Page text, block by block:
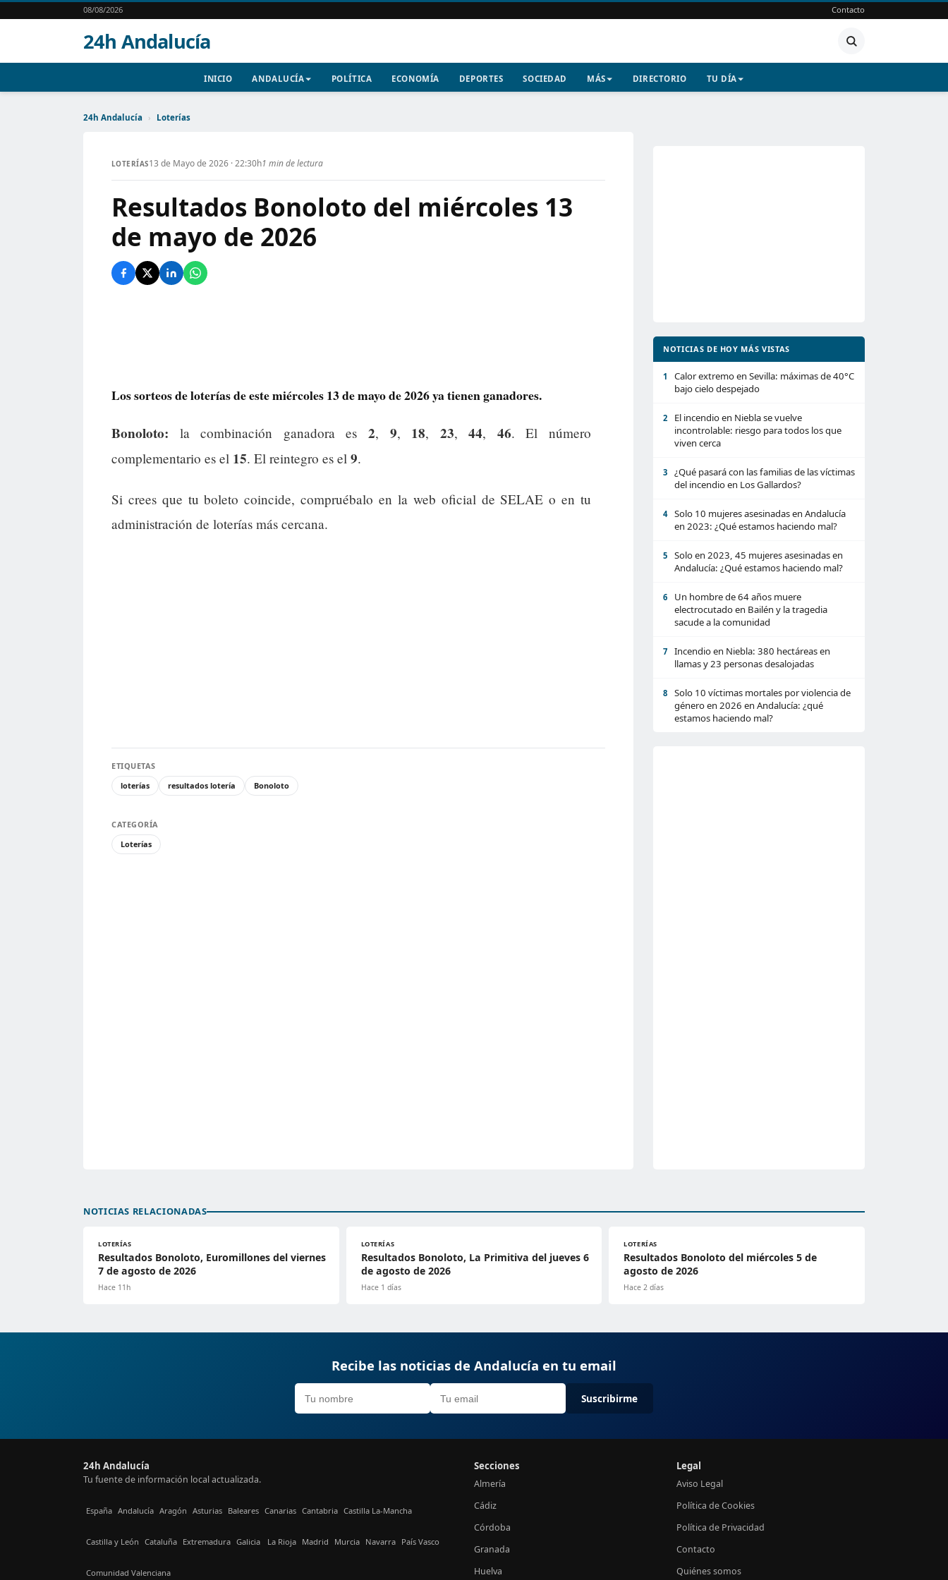
08/08/2026 Contacto
24h Andalucía
INICIO ANDALUCÍA POLÍTICA ECONOMÍA DEPORTES SOCIEDAD MÁS DIRECTORIO TU DÍA
24h Andalucía › Loterías
LOTERÍAS13 de Mayo de 2026 · 22:30h1 min de lectura
Resultados Bonoloto del miércoles 13
de mayo de 2026
Los sorteos de loterías de este miércoles 13 de mayo de 2026 ya tienen ganadores.
Bonoloto: la combinación ganadora es 2, 9, 18, 23,44, 46. El número
complementario es el 15. El reintegro es el 9.
Si crees que tu boleto coincide, compruébalo en la web oficial de SELAE o en tu
administración de loterías más cercana.
ETIQUETAS
loterías
resultados lotería Bonoloto
CATEGORÍA
Loterías
NOTICIAS DE HOY MÁS VISTAS
1
Calor extremo en Sevilla: máximas de 40°C
bajo cielo despejado
2
El incendio en Niebla se vuelve
incontrolable: riesgo para todos los que
viven cerca
3
¿Qué pasará con las familias de las víctimas
del incendio en Los Gallardos?
4
Solo 10 mujeres asesinadas en Andalucía
en 2023: ¿Qué estamos haciendo mal?
5
Solo en 2023, 45 mujeres asesinadas en
Andalucía: ¿Qué estamos haciendo mal?
6
Un hombre de 64 años muere
electrocutado en Bailén y la tragedia
sacude a la comunidad
7
Incendio en Niebla: 380 hectáreas en
llamas y 23 personas desalojadas
8
Solo 10 víctimas mortales por violencia de
género en 2026 en Andalucía: ¿qué
estamos haciendo mal?
NOTICIAS RELACIONADAS
LOTERÍAS
Resultados Bonoloto, Euromillones del viernes
7 de agosto de 2026
Hace 11h
LOTERÍAS
Resultados Bonoloto, La Primitiva del jueves 6
de agosto de 2026
Hace 1 días
LOTERÍAS
Resultados Bonoloto del miércoles 5 de
agosto de 2026
Hace 2 días
Recibe las noticias de Andalucía en tu email
Suscribirme
24h Andalucía
Tu fuente de información local actualizada.
España Andalucía Aragón Asturias Baleares Canarias Cantabria Castilla La-Mancha
Castilla y León Cataluña Extremadura Galicia La Rioja Madrid Murcia Navarra País Vasco
Comunidad Valenciana
Secciones
Almería
Cádiz
Córdoba
Granada
Huelva
Legal
Aviso Legal
Política de Cookies
Política de Privacidad
Contacto
Quiénes somos